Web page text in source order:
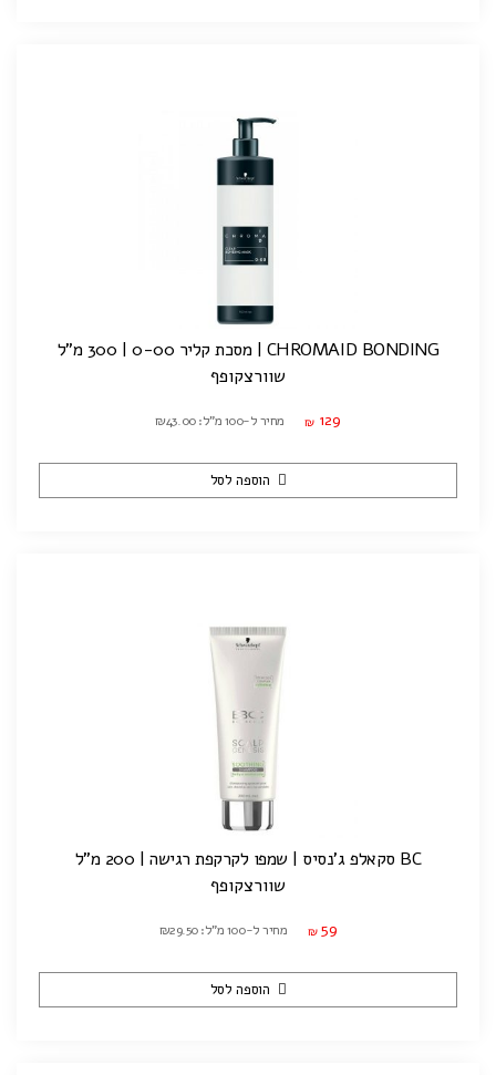
CHROMAID BONDING | מסכת קליר 0-00 | 300 מ"ל
שוורצקופף
₪ 129 מחיר ל-100 מ"ל: ₪43.00
הוספה לסל
BC סקאלפ ג'נסיס | שמפו לקרקפת רגישה | 200 מ"ל
שוורצקופף
₪ 59 מחיר ל-100 מ"ל: ₪29.50
הוספה לסל